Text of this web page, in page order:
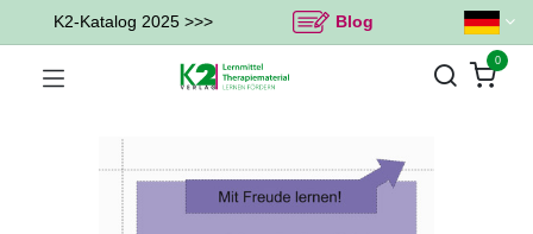
K2-Katalog 2025 >>> Blog
0